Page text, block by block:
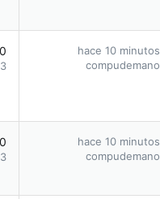
0
hace 10 minutos
compudemano
0
hace 10 minutos
compudemano